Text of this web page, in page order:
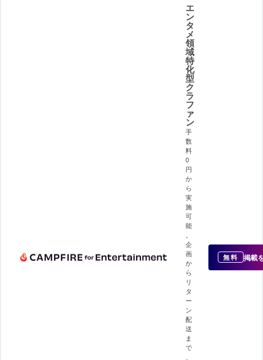
エ
ン
タ
メ
領
域
特
化
型
ク
ラ
フ
ァ
ン
手
数
料
0
円
か
ら
実
施
可
能
企
画
か
ら
リ
タ
ー
ン
配
送
ま
で
無料 掲載